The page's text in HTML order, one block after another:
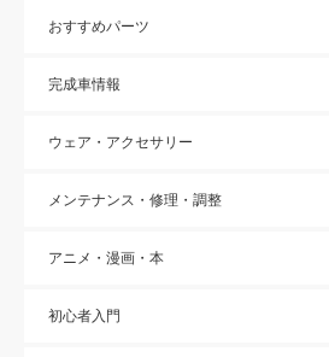
おすすめパーツ
完成車情報
ウェア・アクセサリー
メンテナンス・修理・調整
アニメ・漫画・本
初心者入門